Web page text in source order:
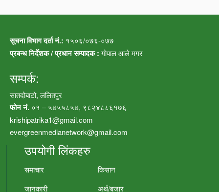
सूचना विभाग दर्ता नं.: १५०६/०७६-०७७
प्रबन्ध निर्देशक / प्रधान सम्पादक :गोपाल आले मगर
सम्पर्क:
सातदोबाटो, ललितपुर
फोन नं. ०१ – ५४५५८५४, ९८२४८८६१७६
krishipatrika1@gmail.com
evergreenmedianetwork@gmail.com
उपयोगी लिंकहरु
समाचार
किसान
जानकारी
अर्थ/बजार